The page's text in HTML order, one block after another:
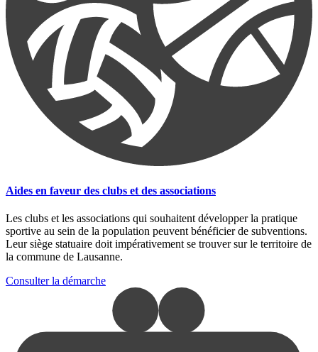
Aides en faveur des clubs et des associations
Les clubs et les associations qui souhaitent développer la pratique
sportive au sein de la population peuvent bénéficier de subventions.
Leur siège statuaire doit impérativement se trouver sur le territoire de
la commune de Lausanne.
Consulter la démarche